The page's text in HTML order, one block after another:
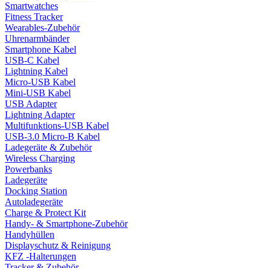
Smartwatches
Fitness Tracker
Wearables-Zubehör
Uhrenarmbänder
Smartphone Kabel
USB-C Kabel
Lightning Kabel
Micro-USB Kabel
Mini-USB Kabel
USB Adapter
Lightning Adapter
Multifunktions-USB Kabel
USB-3.0 Micro-B Kabel
Ladegeräte & Zubehör
Wireless Charging
Powerbanks
Ladegeräte
Docking Station
Autoladegeräte
Charge & Protect Kit
Handy- & Smartphone-Zubehör
Handyhüllen
Displayschutz & Reinigung
KFZ -Halterungen